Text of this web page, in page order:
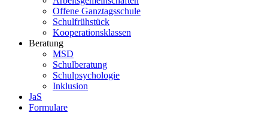
Offene Ganztagsschule
Schulfrühstück
Kooperationsklassen
Beratung
MSD
Schulberatung
Schulpsychologie
Inklusion
JaS
Formulare